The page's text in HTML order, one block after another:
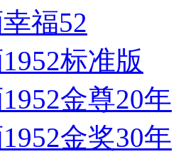
福52
标准版
金尊20年
金奖30年